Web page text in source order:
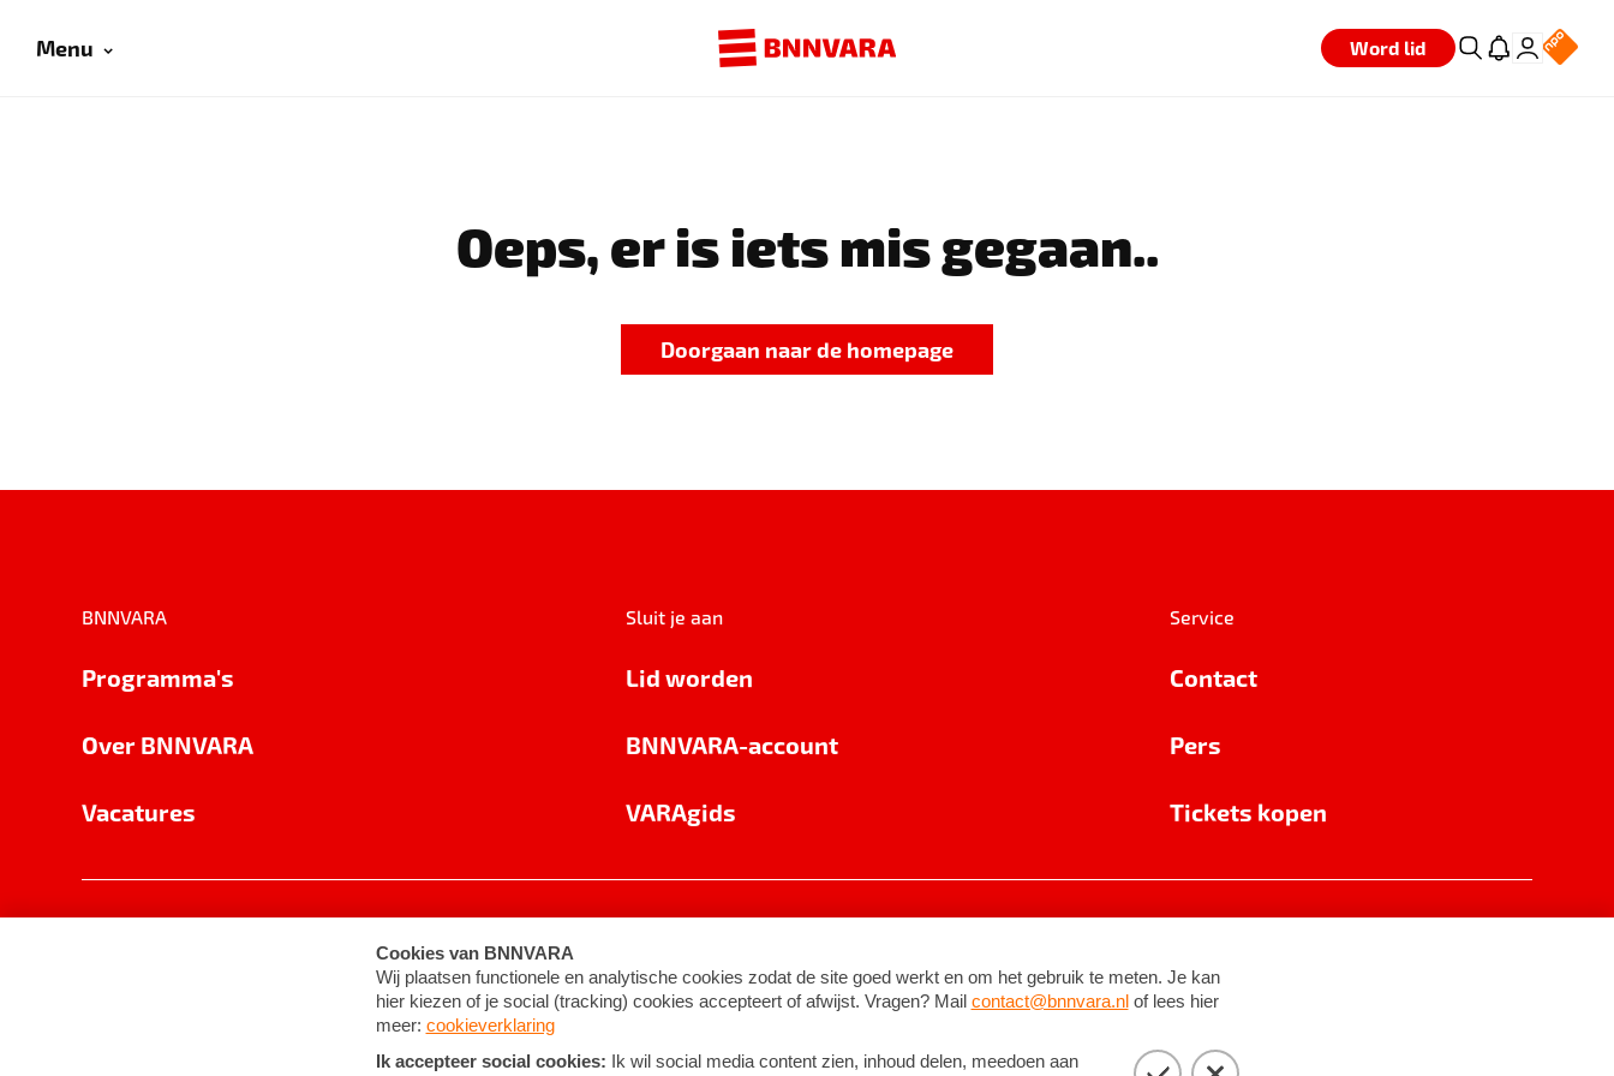
Menu Word lid
Oeps, er is iets mis gegaan..
Doorgaan naar de homepage
BNNVARA
Programma's
Over BNNVARA
Vacatures
Sluit je aan
Lid worden
BNNVARA-account
VARAgids
Service
Contact
Pers
Tickets kopen
Cookie-instellingen Algemene voorwaarden ©2026BNNVARA